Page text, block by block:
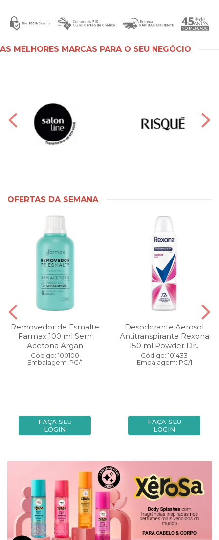
AS MELHORES MARCAS PARA O SEU NEGÓCIO
OFERTAS DA SEMANA
Removedor de Esmalte
Farmax 100 ml Sem
Acetona Argan
Código: 100100
Embalagem: PC/1
FAÇA SEU
LOGIN
Desodorante Aerosol
Antitranspirante Rexona
150 ml Powder Dr...
Código: 101433
Embalagem: PC/1
FAÇA SEU
LOGIN